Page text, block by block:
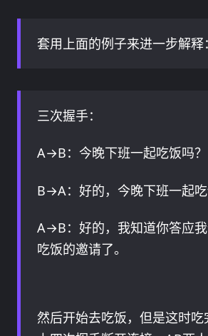
套用上面的例子来进一步解释：
三次握手：
A→B：今晚下班一起吃饭吗？
B→A：好的，今晚下班一起吃
A→B：好的，我知道你答应
吃饭的邀请了。
然后开始去吃饭，但是这时吃